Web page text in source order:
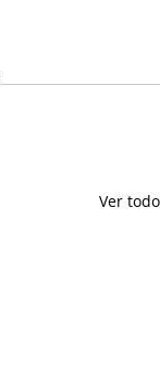
Ver todo